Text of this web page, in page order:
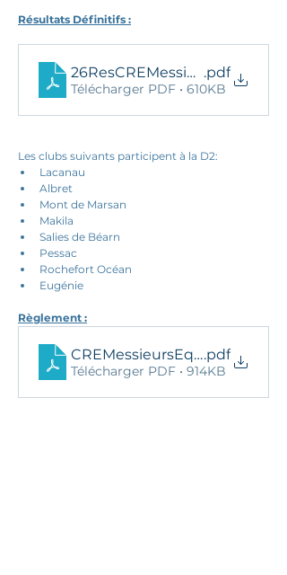
Résultats Définitifs :
.pdf
Télécharger PDF • 610KB
Les clubs suivants participent à la D2:
Lacanau
Albret
Mont de Marsan
Makila
Salies de Béarn
Pessac
Rochefort Océan
Eugénie
Règlement :
.pdf
Télécharger PDF • 914KB